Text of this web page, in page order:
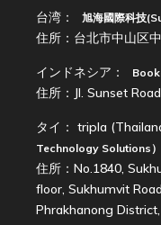
台湾： 旭海國際科技
住所：台北市中山区
インドネシア：
住所：Jl. Sunset
タイ： tripla
Technology Solutions ）
住所：No.1840,
floor, Sukhumvit
Phrakhanong